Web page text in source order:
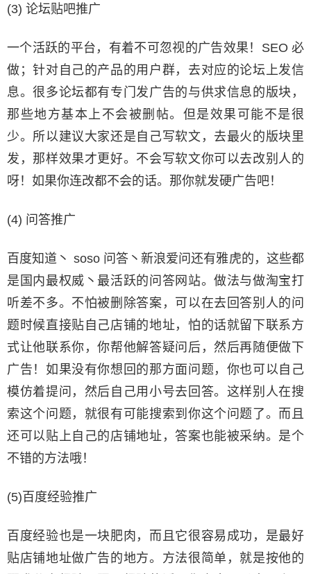
(3) 论坛贴吧推广
一个活跃的平台，有着不可忽视的广告效果！SEO 必
做；针对自己的产品的用户群，去对应的论坛上发信
息。很多论坛都有专门发广告的与供求信息的版块，
那些地方基本上不会被删帖。但是效果可能不是很
少。所以建议大家还是自己写软文，去最火的版块里
发，那样效果才更好。不会写软文你可以去改别人的
呀！如果你连改都不会的话。那你就发硬广告吧！
(4) 问答推广
百度知道丶 soso 问答丶新浪爱问还有雅虎的，这些都
是国内最权威丶最活跃的问答网站。做法与做淘宝打
听差不多。不怕被删除答案，可以在去回答别人的问
题时候直接贴自己店铺的地址，怕的话就留下联系方
式让他联系你，你帮他解答疑问后，然后再随便做下
广告！如果没有你想回的那方面问题，你也可以自己
模仿着提问，然后自己用小号去回答。这样别人在搜
索这个问题，就很有可能搜索到你这个问题了。而且
还可以贴上自己的店铺地址，答案也能被采纳。是个
不错的方法哦！
(5)百度经验推广
百度经验也是一块肥肉，而且它很容易成功，是最好
贴店铺地址做广告的地方。方法很简单，就是按他的